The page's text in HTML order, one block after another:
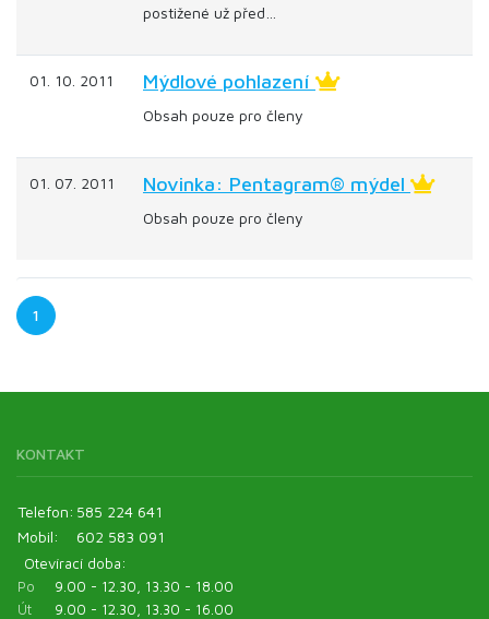
postižené už před…
01. 10. 2011 Mýdlové pohlazení
Obsah pouze pro členy
01. 07. 2011 Novinka: Pentagram® mýdel
Obsah pouze pro členy
1
KONTAKT
Telefon: 585 224 641
Mobil:
602 583 091
Otevírací doba:
Po
9.00 - 12.30, 13.30 - 18.00
Út
9.00 - 12.30, 13.30 - 16.00